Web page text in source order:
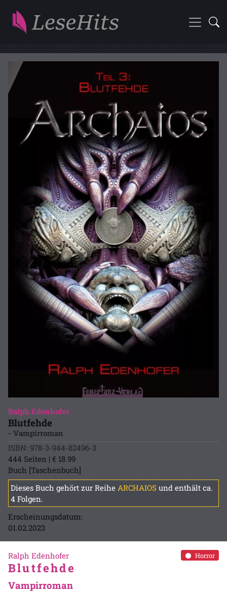
Ralph Edenhofer
Blutfehde
- Vampirroman
ISBN: 978-3-944-82496-3
444 Seiten | € 18.99
Buch [Taschenbuch]
Dieses Buch gehört zur Reihe ARCHAIOS und enthält ca.
4 Folgen.
Erscheinungsdatum:
01.02.2023
Horror
Ralph Edenhofer
Blutfehde
Vampirroman